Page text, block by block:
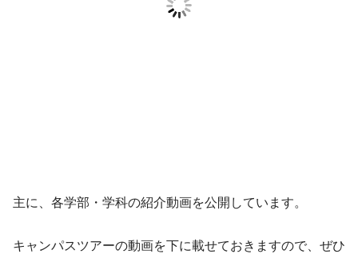
主に、各学部・学科の紹介動画を公開しています。
キャンパスツアーの動画を下に載せておきますので、ぜひ